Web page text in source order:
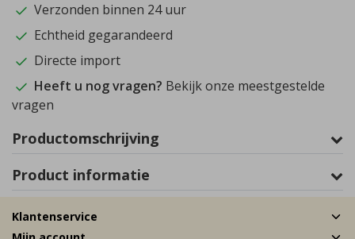
Verzonden binnen 24 uur
Echtheid gegarandeerd
Directe import
Heeft u nog vragen? Bekijk onze meestgestelde
vragen
Productomschrijving
Product informatie
Klantenservice